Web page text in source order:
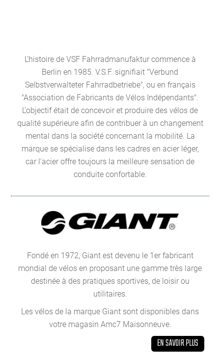
L'histoire de VSF Fahrradmanufaktur commence à
Berlin en 1985. V.S.F. signifiait "Verbund
Selbstverwalteter Fahrradbetriebe", ou en français
"Association de Fabricants de Vélos Indépendants".
L'objectif était de concevoir et produire des vélos de
qualité supérieure afin de contribuer à un changement
mental dans la société concernant la mobilité. La
marque se spécialise dans les cadres en acier léger,
car l'acier offre toujours la meilleure sensation de
conduite confortable.
Fondé en 1972, Giant est devenu le 1er fabricant
mondial de vélos en proposant une gamme très large
destinée à des pratiques sportives, de loisir ou
utilitaires.
Les vélos de la marque Giant sont disponibles dans
votre magasin Amc7 Maisonneuve.
EN SAVOIR PLUS